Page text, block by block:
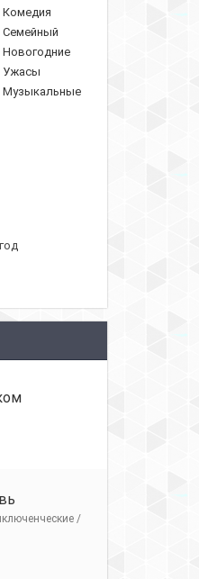
Комедия
Семейный
Новогодние
Ужасы
Музыкальные
год
/